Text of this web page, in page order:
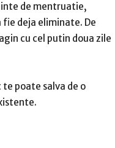
de mentruatie,
deja eliminate. De
cu cel putin doua zile
poate salva de o